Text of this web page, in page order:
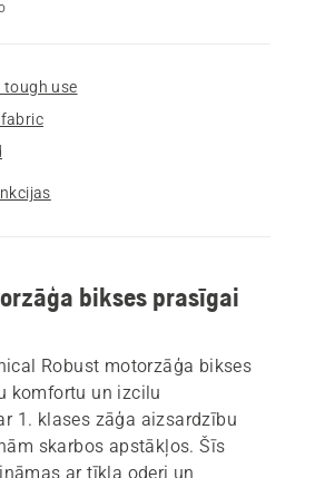
tough use
bikses prasīgai
Robust motorzāģa bikses
komfortu un izcilu
1. klases zāģa aizsardzību
skarbos apstākļos. Šīs
ar tīkla oderi un